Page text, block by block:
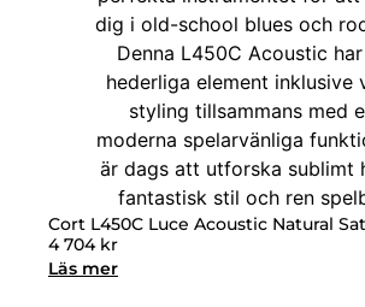
Cort L450C Luce Acoustic Natural
4 704 kr
Läs mer